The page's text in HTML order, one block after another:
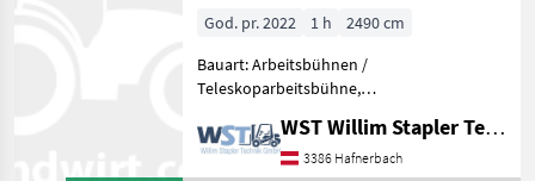
God. pr. 2022 1 h
2490 cm
Bauart: Arbeitsbühnen /
Teleskoparbeitsbühne,
2790mm, Građevinski
strojevi Građevinska dizala
WST Willim Stapler Technik GmbH
3386 Hafnerbach